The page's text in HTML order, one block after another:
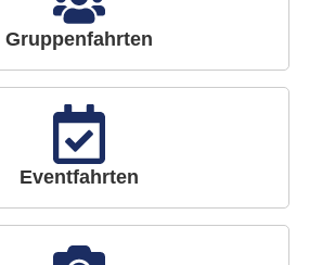
Gruppenfahrten
Eventfahrten